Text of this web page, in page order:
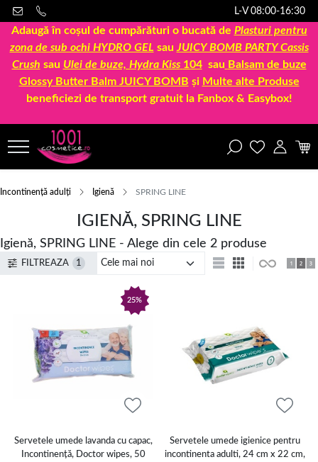
L-V 08:00-16:30
Adaugă în coșul de cumpărături o bucată de Plasturi pentru
zona de sub ochi HYDRO GEL sau JUICY BOMB PARTY Cassis
Crush sau Ulei de buze, Hydra Kiss 104sau Balsam de buze
Glossy Butter Balm JUICY BOMB și Multe alte Produse
beneficiezi de transport gratuit la Fanbox & Easybox!
Incontinență adulți Igienă SPRING LINE
IGIENĂ, SPRING LINE
Igienă, SPRING LINE - Alege din cele 2 produse
FILTREAZA 1
25%
Servetele umede lavanda cu capac,
Incontinență, Doctor wipes, 50
Servetele umede igienice pentru
incontinenta adulti, 24 cm x 22 cm,